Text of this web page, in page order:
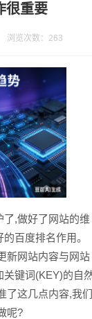
很重要
览次数： 263
了,做好了网站的维
百度排名作用。
新网站内容与网站
关键词(KEY)的自
了这几点内容,我们
呢?